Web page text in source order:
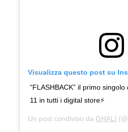
Visualizza questo post su
“FLASHBACK” il primo
11 in tutti i digital store⚡️
Un post condiviso da GHALI